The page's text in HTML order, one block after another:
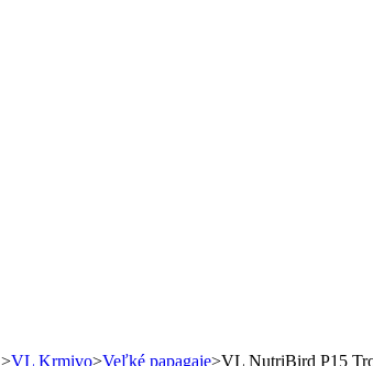
>VL Krmivo>Veľké papagaje>VL NutriBird P15